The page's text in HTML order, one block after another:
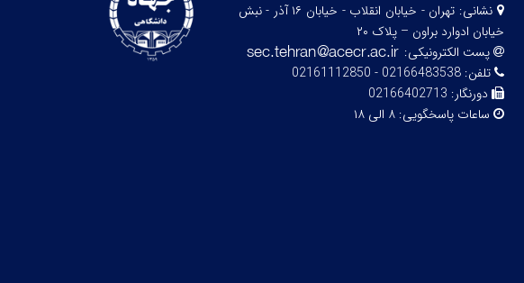
نشانی:
تهران - خیابان انقلاب - خیابان ۱۶ آذر - نبش
خیابان ادوارد براون – پلاک ۲۰
پست الکترونیکی:
تلفن:02166483538 - 02161112850
دورنگار: 02166402713
ساعات پاسخگویی:۸ الی ۱۸